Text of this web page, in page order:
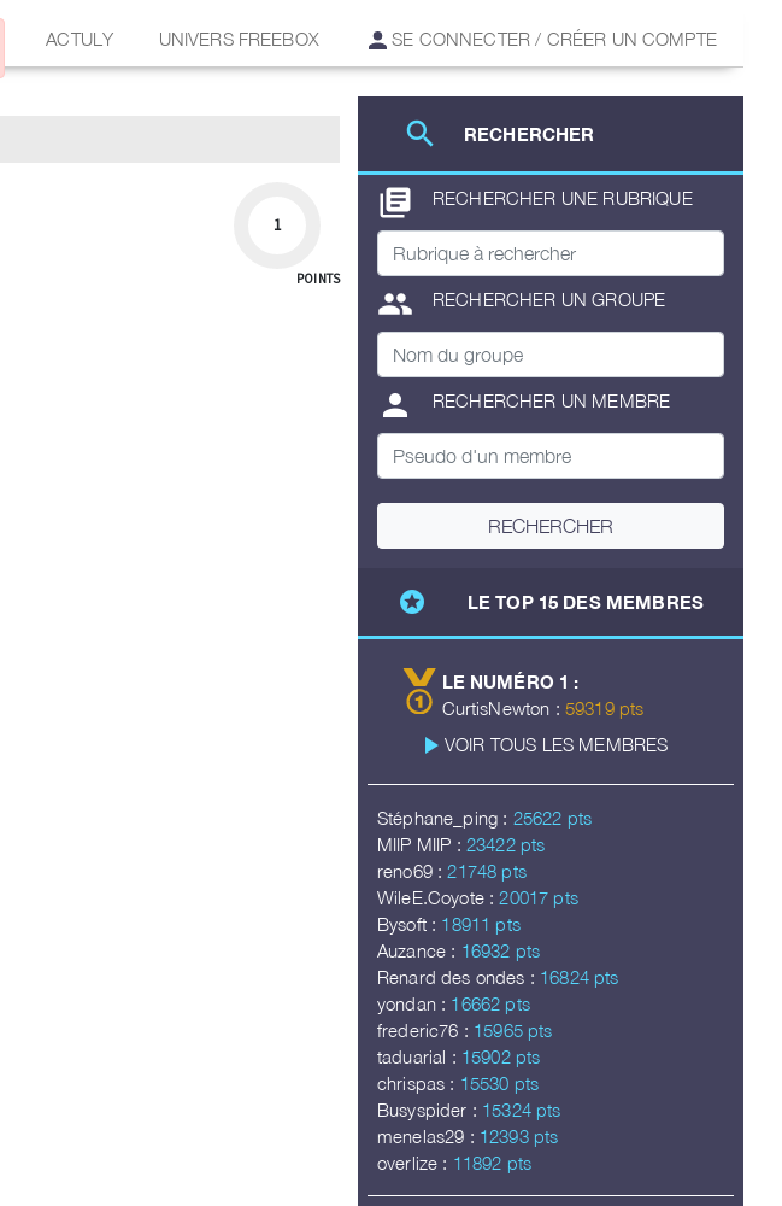
ACTULY UNIVERS FREEBOX SE CONNECTER / CRÉER UN COMPTE
search RECHERCHER
library_books RECHERCHER UNE RUBRIQUE
group RECHERCHER UN GROUPE
person RECHERCHER UN MEMBRE
RECHERCHER
stars LE TOP 15 DES MEMBRES
LE NUMÉRO 1 :
CurtisNewton : 59319 pts
play_arrow VOIR TOUS LES MEMBRES
Stéphane_ping : 25622 pts
MIIP MIIP : 23422 pts
reno69 : 21748 pts
WileE.Coyote : 20017 pts
Bysoft : 18911 pts
Auzance : 16932 pts
Renard des ondes : 16824 pts
yondan : 16662 pts
frederic76 : 15965 pts
taduarial : 15902 pts
chrispas : 15530 pts
Busyspider : 15324 pts
menelas29 : 12393 pts
overlize : 11892 pts
1
POINTS